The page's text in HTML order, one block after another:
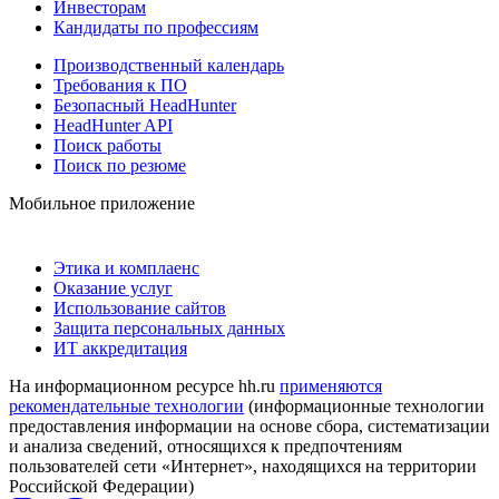
Инвесторам
Кандидаты по профессиям
Производственный календарь
Требования к ПО
Безопасный HeadHunter
HeadHunter API
Поиск работы
Поиск по резюме
Мобильное приложение
Этика и комплаенс
Оказание услуг
Использование сайтов
Защита персональных данных
ИТ аккредитация
На информационном ресурсе hh.ru применяются
рекомендательные технологии (информационные технологии
предоставления информации на основе сбора, систематизации
и анализа сведений, относящихся к предпочтениям
пользователей сети «Интернет», находящихся на территории
Российской Федерации)